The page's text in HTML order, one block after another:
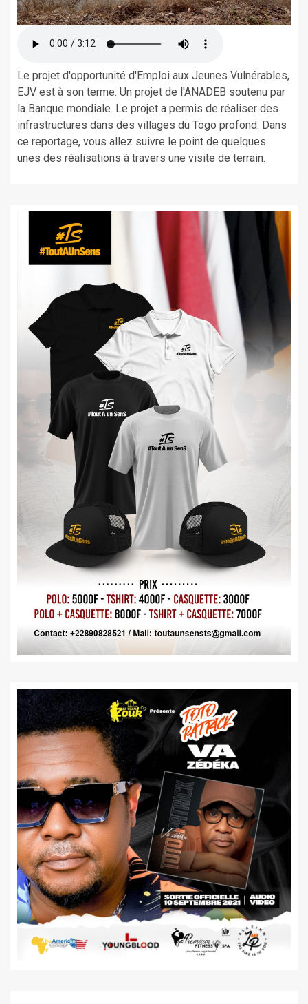
Le projet d'opportunité d'Emploi aux Jeunes Vulnérables,
EJV est à son terme. Un projet de l'ANADEB soutenu par
la Banque mondiale. Le projet a permis de réaliser des
infrastructures dans des villages du Togo profond. Dans
ce reportage, vous allez suivre le point de quelques
unes des réalisations à travers une visite de terrain.